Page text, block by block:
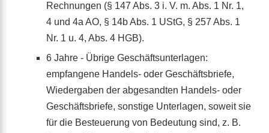
Rechnungen (§ 147 Abs. 3 i. V. m. Abs. 1 Nr. 1,
4 und 4a AO, § 14b Abs. 1 UStG, § 257 Abs. 1
Nr. 1 u. 4, Abs. 4 HGB).
6 Jahre - Übrige Geschäftsunterlagen:
empfangene Handels- oder Geschäftsbriefe,
Wiedergaben der abgesandten Handels- oder
Geschäftsbriefe, sonstige Unterlagen, soweit sie
für die Besteuerung von Bedeutung sind, z. B.